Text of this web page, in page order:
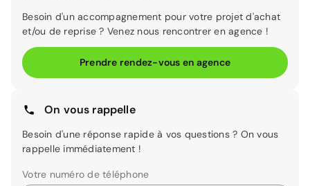
Besoin d'un accompagnement pour votre projet d'achat
et/ou de reprise ? Venez nous rencontrer en agence !
Prendre rendez-vous en agence
On vous rappelle
Besoin d'une réponse rapide à vos questions ? On vous
rappelle immédiatement !
Votre numéro de téléphone